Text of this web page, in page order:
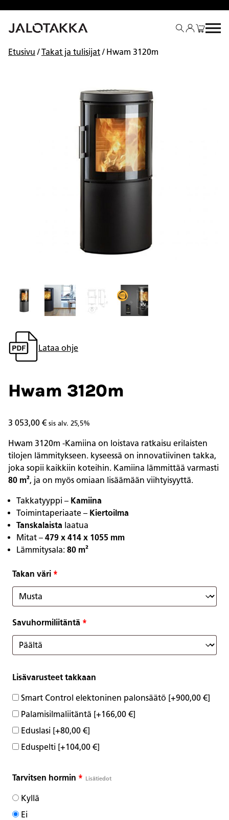
Etusivu /Takat ja tulisijat/ Hwam 3120m
Lataa ohje
Hwam 3120m
3 053,00 € sis alv. 25,5%
Hwam 3120m -Kamiina on loistava ratkaisu erilaisten
tilojen lämmitykseen. kyseessä on innovatiivinen takka,
joka sopii kaikkiin koteihin. Kamiina lämmittää varmasti
80 m², ja on myös omiaan lisäämään viihtyisyyttä.
Takkatyyppi – Kamiina
Toimintaperiaate – Kiertoilma
Tanskalaista laatua
Mitat – 479 x 414 x 1055 mm
Lämmitysala: 80 m²
Takan väri *
Savuhormiliitäntä *
Lisävarusteet takkaan
Smart Control elektoninen palonsäätö [+900,00 €]
Palamisilmaliitäntä [+166,00 €]
Eduslasi [+80,00 €]
Eduspelti [+104,00 €]
Tarvitsen hormin * Lisätiedot
Kyllä
Ei